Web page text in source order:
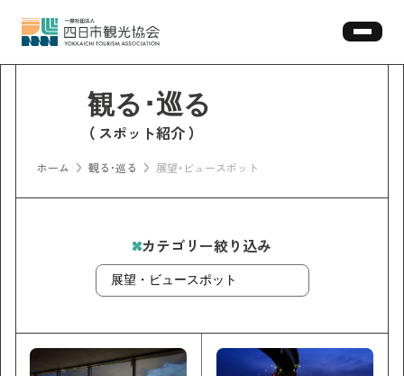
スポット紹介
ホーム 観る･巡る 展望・ビュースポット
カテゴリー絞り込み
展望・ビュースポット